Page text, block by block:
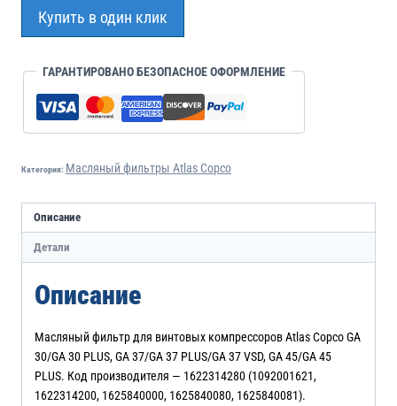
Купить в один клик
ГАРАНТИРОВАНО БЕЗОПАСНОЕ ОФОРМЛЕНИЕ
Категория: Масляный фильтры Atlas Copco
Описание
Детали
Описание
Масляный фильтр для винтовых компрессоров Atlas Copco GA
30/GA 30 PLUS, GA 37/GA 37 PLUS/GA 37 VSD, GA 45/GA 45
PLUS. Код производителя — 1622314280 (1092001621,
1622314200, 1625840000, 1625840080, 1625840081).